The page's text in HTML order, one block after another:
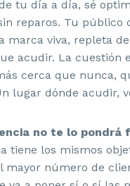
tu día a día, sé
reparos. Tu público
marca viva, repleta
acudir. La cuestión
cerca que nunca,
lugar dónde acudir,
no te lo pondrá
tiene los mismos
mayor número de